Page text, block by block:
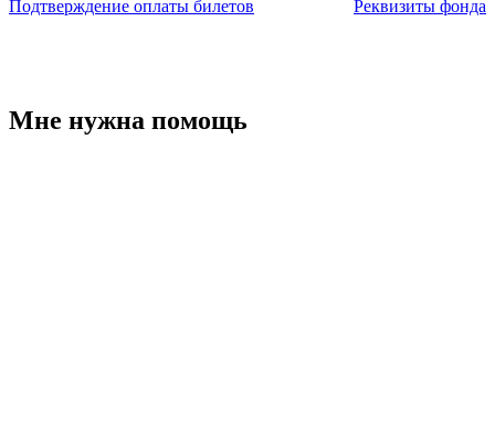
Подтверждение оплаты билетов
Реквизиты фонда
Мне нужна помощь